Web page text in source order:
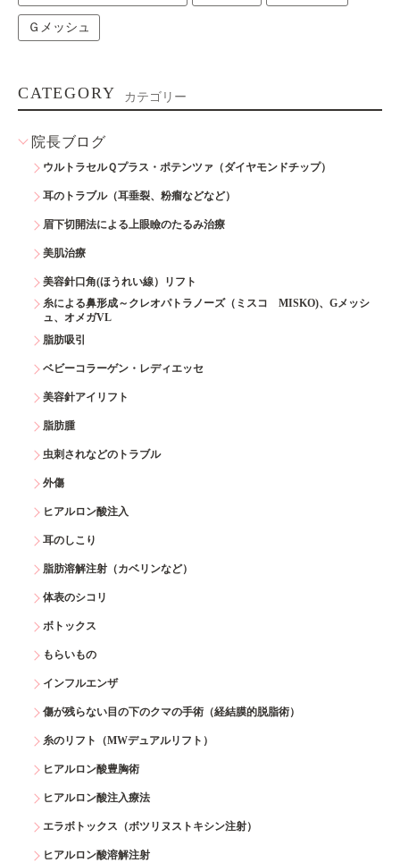
Ｇメッシュ
CATEGORY カテゴリー
院長ブログ
ウルトラセルＱプラス・ポテンツァ（ダイヤモンドチップ）
耳のトラブル（耳垂裂、粉瘤などなど）
眉下切開法による上眼瞼のたるみ治療
美肌治療
美容針口角(ほうれい線）リフト
糸による鼻形成～クレオパトラノーズ（ミスコ MISKO)、Gメッシ
ュ、オメガVL
脂肪吸引
ベビーコラーゲン・レディエッセ
美容針アイリフト
脂肪腫
虫刺されなどのトラブル
外傷
ヒアルロン酸注入
耳のしこり
脂肪溶解注射（カベリンなど）
体表のシコリ
ボトックス
もらいもの
インフルエンザ
傷が残らない目の下のクマの手術（経結膜的脱脂術）
糸のリフト（MWデュアルリフト）
ヒアルロン酸豊胸術
ヒアルロン酸注入療法
エラボトックス（ボツリヌストキシン注射）
ヒアルロン酸溶解注射